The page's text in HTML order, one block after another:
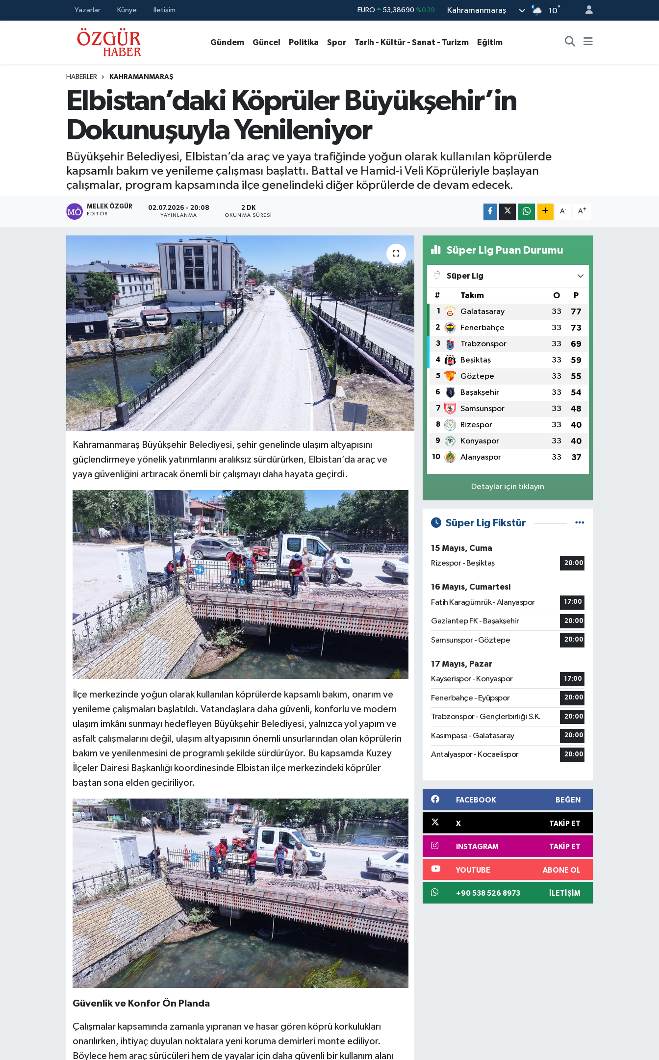
Yazarlar Künye İletişim STERLİN 61,60380 %0.18
BİST100 14.598,00 %0
EURO 53,38690 %0.19
Kahramanmaraş 10°
Gündem Güncel Politika Spor Tarih - Kültür - Sanat - Turizm Eğitim
HABERLER KAHRAMANMARAŞ
Elbistan’daki Köprüler Büyükşehir’in
Dokunuşuyla Yenileniyor
Büyükşehir Belediyesi, Elbistan’da araç ve yaya trafiğinde yoğun olarak kullanılan köprülerde
kapsamlı bakım ve yenileme çalışması başlattı. Battal ve Hamid-i Veli Köprüleriyle başlayan
çalışmalar, program kapsamında ilçe genelindeki diğer köprülerde de devam edecek.
MELEK ÖZGÜR
EDITÖR
02.07.2026 - 20:08
YAYINLANMA
2 DK
OKUNMA SÜRESI
A- A+
Kahramanmaraş Büyükşehir Belediyesi, şehir genelinde ulaşım altyapısını
güçlendirmeye yönelik yatırımlarını aralıksız sürdürürken, Elbistan’da araç ve
yaya güvenliğini artıracak önemli bir çalışmayı daha hayata geçirdi.
İlçe merkezinde yoğun olarak kullanılan köprülerde kapsamlı bakım, onarım ve
yenileme çalışmaları başlatıldı. Vatandaşlara daha güvenli, konforlu ve modern
ulaşım imkânı sunmayı hedefleyen Büyükşehir Belediyesi, yalnızca yol yapım ve
asfalt çalışmalarını değil, ulaşım altyapısının önemli unsurlarından olan köprülerin
bakım ve yenilenmesini de programlı şekilde sürdürüyor. Bu kapsamda Kuzey
İlçeler Dairesi Başkanlığı koordinesinde Elbistan ilçe merkezindeki köprüler
baştan sona elden geçiriliyor.
Güvenlik ve Konfor Ön Planda
Çalışmalar kapsamında zamanla yıpranan ve hasar gören köprü korkulukları
onarılırken, ihtiyaç duyulan noktalara yeni koruma demirleri monte ediliyor.
Böylece hem araç sürücüleri hem de yayalar için daha güvenli bir kullanım alanı
Süper Lig Puan Durumu
Süper Lig
# Takım O P
1 Galatasaray 33 77
2 Fenerbahçe 33 73
3 Trabzonspor 33 69
4 Beşiktaş 33 59
5 Göztepe 33 55
6 Başakşehir 33 54
7 Samsunspor 33 48
8 Rizespor 33 40
9 Konyaspor 33 40
10 Alanyaspor 33 37
Detaylar için tıklayın
Süper Lig Fikstür
15 Mayıs, Cuma
Rizespor - Beşiktaş
20:00
16 Mayıs, Cumartesi
Fatih Karagümrük - Alanyaspor
17:00
Gaziantep FK - Başakşehir 20:00
Samsunspor - Göztepe 20:00
17 Mayıs, Pazar
Kayserispor - Konyaspor
17:00
Fenerbahçe - Eyüpspor 20:00
Trabzonspor - Gençlerbirliği S.K. 20:00
Kasımpaşa - Galatasaray 20:00
Antalyaspor - Kocaelispor 20:00
FACEBOOK BEĞEN
X TAKIP ET
INSTAGRAM TAKIP ET
YOUTUBE ABONE OL
+90 538 526 8973 İLETIŞIM
MODA - GÜZELLİK
Tarih - Kültür - Sanat - Turizm
Nöbetçi Eczaneler
Trafik Durumu
Süper Lig Puan Durumu ve Fikstür
Tüm Manşetler
Son Dakika Haberleri
Haber Arşivi